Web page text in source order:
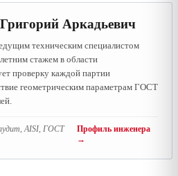
Григорий Аркадьевич
техническим специалистом
стажем в области
проверку каждой партии
геометрическим параметрам ГОСТ
AISI, ГОСТ
Профиль инженера
→